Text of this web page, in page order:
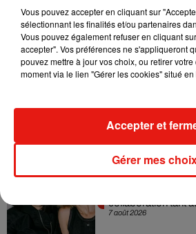
7 août 2026
Sensation » avec
7 août 2026
dansant de l’année
7 août 2026
collaboration tant
Vous pouvez accepter en cliquant sur
sélectionnant les finalités et/ou partenaires
Vous pouvez également refuser en cliquant
accepter". Vos préférences ne s'appliqueront
pouvez mettre à jour vos choix, ou retirer
moment via le lien "Gérer les cookies" situé
Gérer mes
Accepter et